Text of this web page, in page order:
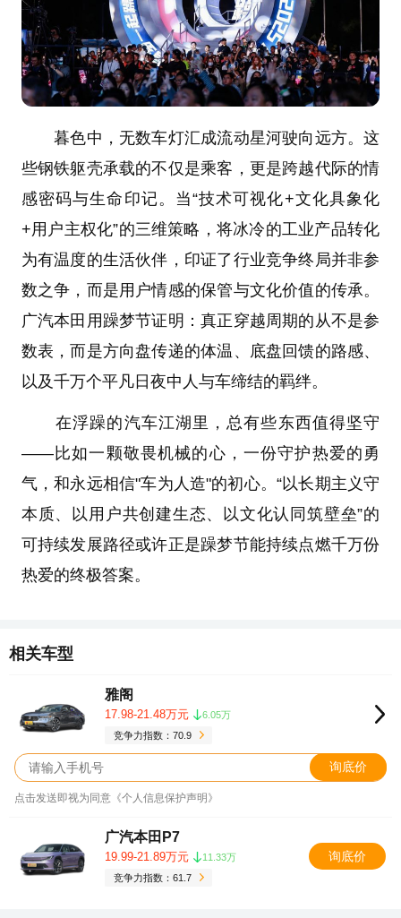
暮色中，无数车灯汇成流动星河驶向远方。这
些钢铁躯壳承载的不仅是乘客，更是跨越代际的情
感密码与生命印记。当“技术可视化+文化具象化
+用户主权化”的三维策略，将冰冷的工业产品转化
为有温度的生活伙伴，印证了行业竞争终局并非参
数之争，而是用户情感的保管与文化价值的传承。
广汽本田用躁梦节证明：真正穿越周期的从不是参
数表，而是方向盘传递的体温、底盘回馈的路感、
以及千万个平凡日夜中人与车缔结的羁绊。
在浮躁的汽车江湖里，总有些东西值得坚守
——比如一颗敬畏机械的心，一份守护热爱的勇
气，和永远相信"车为人造"的初心。“以长期主义守
本质、以用户共创建生态、以文化认同筑壁垒”的
可持续发展路径或许正是躁梦节能持续点燃千万份
热爱的终极答案。
相关车型
雅阁
17.98-21.48万元
6.05万
竞争力指数：70.9
询底价
点击发送即视为同意《个人信息保护声明》
广汽本田P7
19.99-21.89万元
11.33万
竞争力指数：61.7
询底价